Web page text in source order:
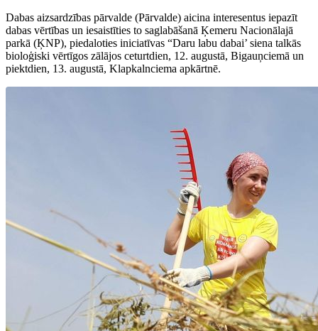
Dabas aizsardzības pārvalde (Pārvalde) aicina interesentus iepazīt
dabas vērtības un iesaistīties to saglabāšanā Ķemeru Nacionālajā
parkā (ĶNP), piedaloties iniciatīvas “Daru labu dabai’ siena talkās
bioloģiski vērtīgos zālājos ceturtdien, 12. augustā, Bigauņciemā un
piektdien, 13. augustā, Klapkalnciema apkārtnē.